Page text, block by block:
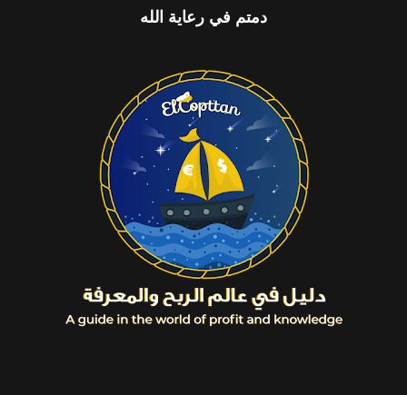
دمتم في رعاية الله